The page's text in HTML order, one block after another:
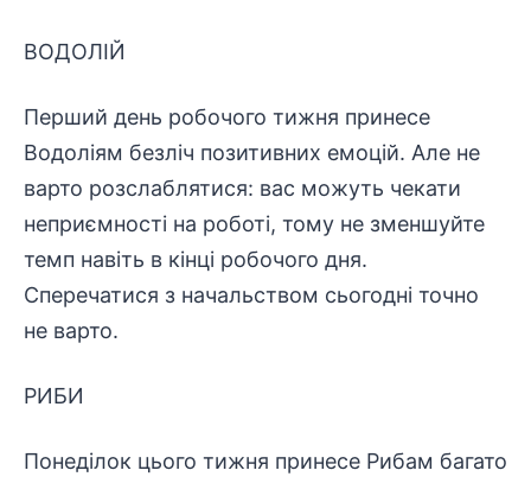
ВОДОЛІЙ
Перший день робочого тижня принесе
Водоліям безліч позитивних емоцій. Але не
варто розслаблятися: вас можуть чекати
неприємності на роботі, тому не зменшуйте
темп навіть в кінці робочого дня.
Сперечатися з начальством сьогодні точно
не варто.
РИБИ
Понеділок цього тижня принесе Рибам багато